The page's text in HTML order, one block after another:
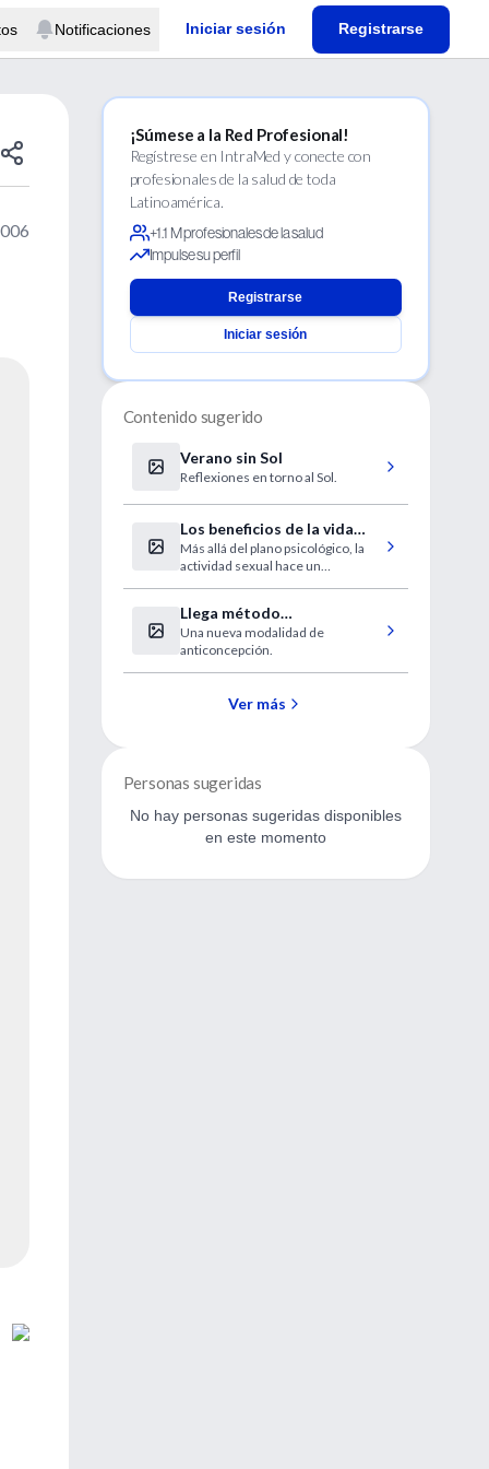
Notificaciones Iniciar sesión Registrarse
¡Súmese a la Red Profesional!
Regístrese en IntraMed y conecte con
profesionales de la salud de toda
Latinoamérica.
+1.1 M profesionales de la salud
Impulse su perfil
Registrarse
Iniciar sesión
Contenido sugerido
Verano sin Sol
Reflexiones en torno al Sol.
Los beneficios de la vida
sexual
Más allá del plano psicológico, la
actividad sexual hace un
los especialistas.
Llega método
anticonceptivo de uso
mensual.
Una nueva modalidad de
anticoncepción.
Ver más
Personas sugeridas
No hay personas sugeridas disponibles
en este momento